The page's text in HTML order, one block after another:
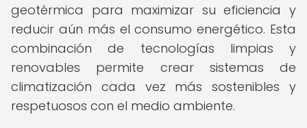
geotérmica para maximizar su eficiencia y
reducir aún más el consumo energético. Esta
combinación de tecnologías limpias y
renovables permite crear sistemas de
climatización cada vez más sostenibles y
respetuosos con el medio ambiente.